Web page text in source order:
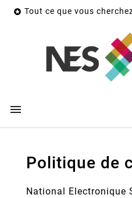
 Tout ce que vous

Politique de
National Electronique